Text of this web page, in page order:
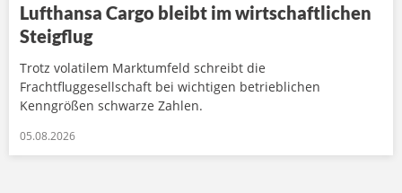
Lufthansa Cargo bleibt im wirtschaftlichen
Steigflug
Trotz volatilem Marktumfeld schreibt die
Frachtfluggesellschaft bei wichtigen betrieblichen
Kenngrößen schwarze Zahlen.
05.08.2026